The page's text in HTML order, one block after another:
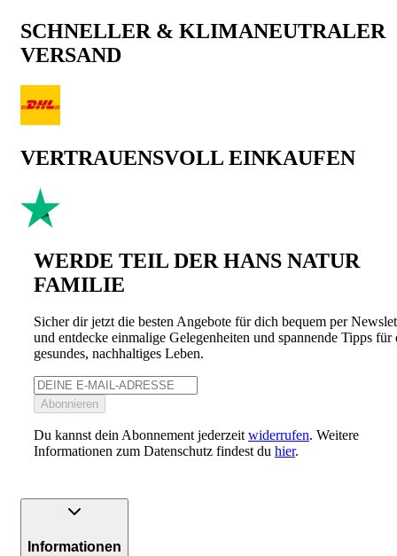
SCHNELLER & KLIMANEUTRALER
VERSAND
VERTRAUENSVOLL EINKAUFEN
WERDE TEIL DER HANS NATUR
FAMILIE
Sicher dir jetzt die besten Angebote für dich bequem per
und entdecke einmalige Gelegenheiten und spannende Tipps für
gesundes, nachhaltiges Leben.
Abonnieren
Du kannst dein Abonnement jederzeitwiderrufen. Weitere
Informationen zum Datenschutz findest du hier.
Informationen